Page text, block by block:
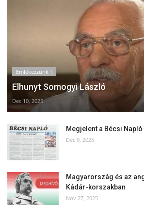
Emlékezzünk †
Elhunyt Somogyi László
Dec 10, 2025
Megjelent a Bécsi
Dec 9, 2025
Magyarország és az
Kádár-korszakban
Nov 27, 2025